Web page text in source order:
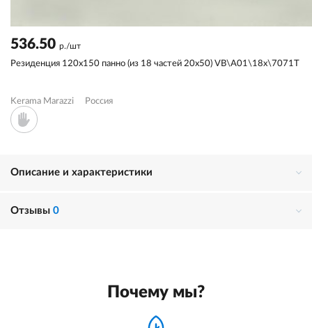
536.50 р./шт
Резиденция 120x150 панно (из 18 частей 20x50) VB\A01\18x\7071T
Kerama Marazzi Россия
Описание и характеристики
Отзывы 0
Почему мы?